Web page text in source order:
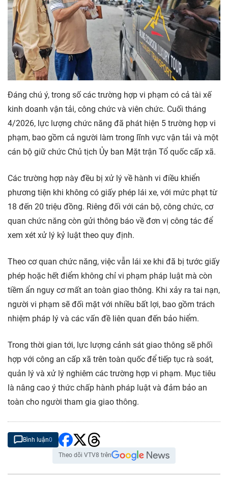
Đáng chú ý, trong số các trường hợp vi phạm có cả tài xế
kinh doanh vận tải, công chức và viên chức. Cuối tháng
4/2026, lực lượng chức năng đã phát hiện 5 trường hợp vi
phạm, bao gồm cả người làm trong lĩnh vực vận tải và một
cán bộ giữ chức Chủ tịch Ủy ban Mặt trận Tổ quốc cấp xã.
Các trường hợp này đều bị xử lý về hành vi điều khiển
phương tiện khi không có giấy phép lái xe, với mức phạt từ
18 đến 20 triệu đồng. Riêng đối với cán bộ, công chức, cơ
quan chức năng còn gửi thông báo về đơn vị công tác để
xem xét xử lý kỷ luật theo quy định.
Theo cơ quan chức năng, việc vẫn lái xe khi đã bị tước giấy
phép hoặc hết điểm không chỉ vi phạm pháp luật mà còn
tiềm ẩn nguy cơ mất an toàn giao thông. Khi xảy ra tai nạn,
người vi phạm sẽ đối mặt với nhiều bất lợi, bao gồm trách
nhiệm pháp lý và các vấn đề liên quan đến bảo hiểm.
Trong thời gian tới, lực lượng cảnh sát giao thông sẽ phối
hợp với công an cấp xã trên toàn quốc để tiếp tục rà soát,
quản lý và xử lý nghiêm các trường hợp vi phạm. Mục tiêu
là nâng cao ý thức chấp hành pháp luật và đảm bảo an
toàn cho người tham gia giao thông.
Bình luận0
Theo dõi VTV8 trên